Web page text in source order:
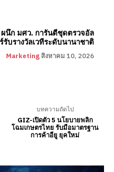
นึก มศว. การันตีชุดตรวจอัล
รับรางวัลเวทีระดับนานาชาติ
Marketing สิงหาคม 10, 2026
บทความถัดไป
GIZ-เปิดตัว 5 นโยบายพลิก
โฉมเกษตรไทย รับมือมาตรฐาน
การค้าอียู ยุคใหม่